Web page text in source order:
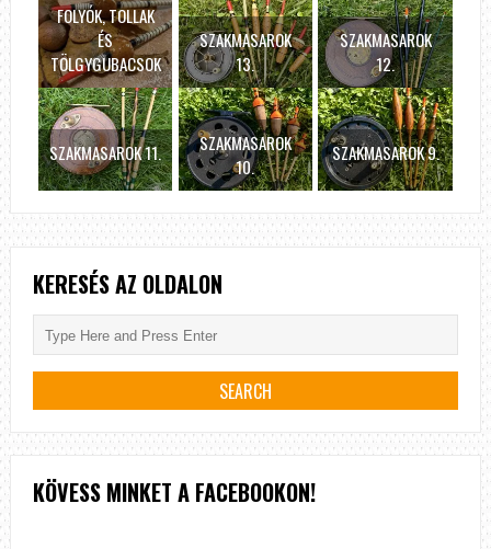
FOLYÓK, TOLLAK
ÉS
TÖLGYGUBACSOK
SZAKMASAROK
13.
SZAKMASAROK
12.
SZAKMASAROK 11.
SZAKMASAROK
10.
SZAKMASAROK 9.
KERESÉS AZ OLDALON
KÖVESS MINKET A FACEBOOKON!